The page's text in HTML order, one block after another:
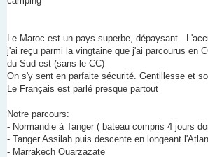
Le Maroc est un pays superbe, dépaysant .
j'ai reçu parmi la vingtaine que j'ai parcourus en
du Sud-est (sans le CC)
On s'y sent en parfaite sécurité. Gentillesse et
Le Français est parlé presque partout
Notre parcours:
- Normandie à Tanger ( bateau compris 4 jours
- Tanger Assilah puis descente en longeant
- Marrakech Ouarzazate